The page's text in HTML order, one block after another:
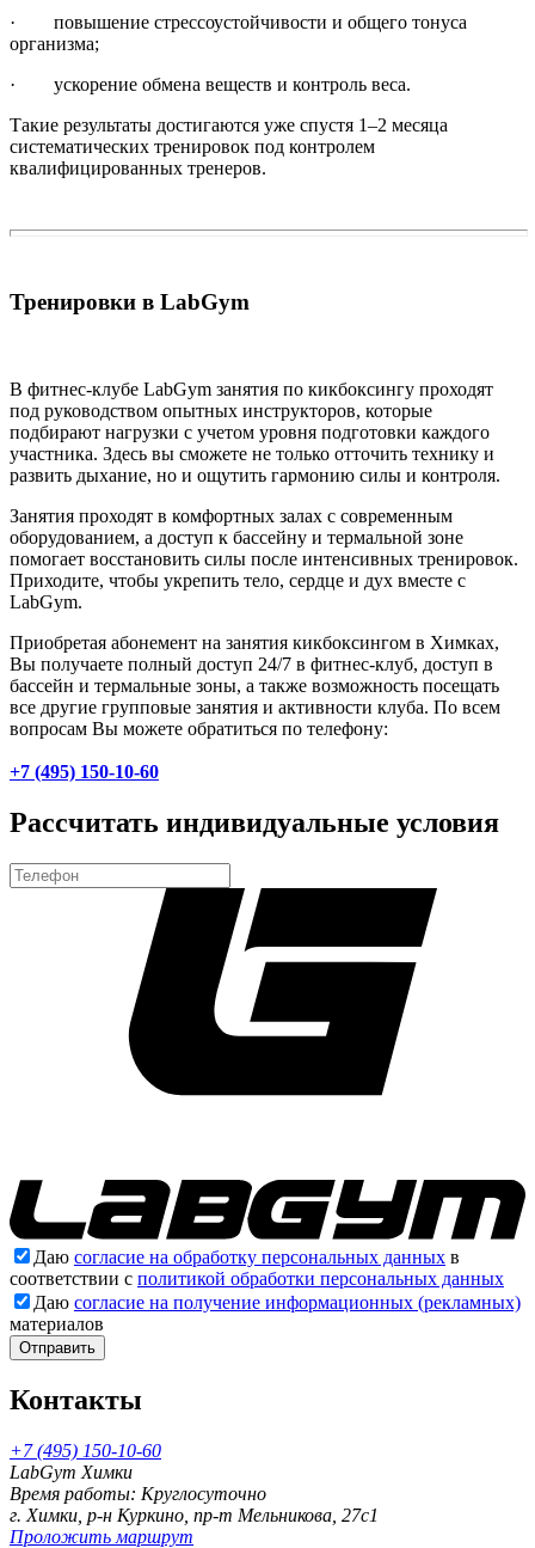
· повышение стрессоустойчивости и общего тонуса
организма;
· ускорение обмена веществ и контроль веса.
Такие результаты достигаются уже спустя 1–2 месяца
систематических тренировок под контролем
квалифицированных тренеров.
Тренировки в LabGym
В фитнес-клубе LabGym занятия по кикбоксингу проходят
под руководством опытных инструкторов, которые
подбирают нагрузки с учетом уровня подготовки каждого
участника. Здесь вы сможете не только отточить технику и
развить дыхание, но и ощутить гармонию силы и контроля.
Занятия проходят в комфортных залах с современным
оборудованием, а доступ к бассейну и термальной зоне
помогает восстановить силы после интенсивных тренировок.
Приходите, чтобы укрепить тело, сердце и дух вместе с
LabGym.
Приобретая абонемент на занятия кикбоксингом в Химках,
Вы получаете полный доступ 24/7 в фитнес-клуб, доступ в
бассейн и термальные зоны, а также возможность посещать
все другие групповые занятия и активности клуба. По всем
вопросам Вы можете обратиться по телефону:
+7 (495) 150-10-60
Рассчитать индивидуальные условия
Даю согласие на обработку персональных данных в
соответствии с политикой обработки персональных данных
Даю согласие на получение информационных (рекламных)
материалов
Отправить
Контакты
+7 (495) 150-10-60
LabGym Химки
Время работы: Круглосуточно
г. Химки, р-н Куркино, пр-т Мельникова, 27c1
Проложить маршрут